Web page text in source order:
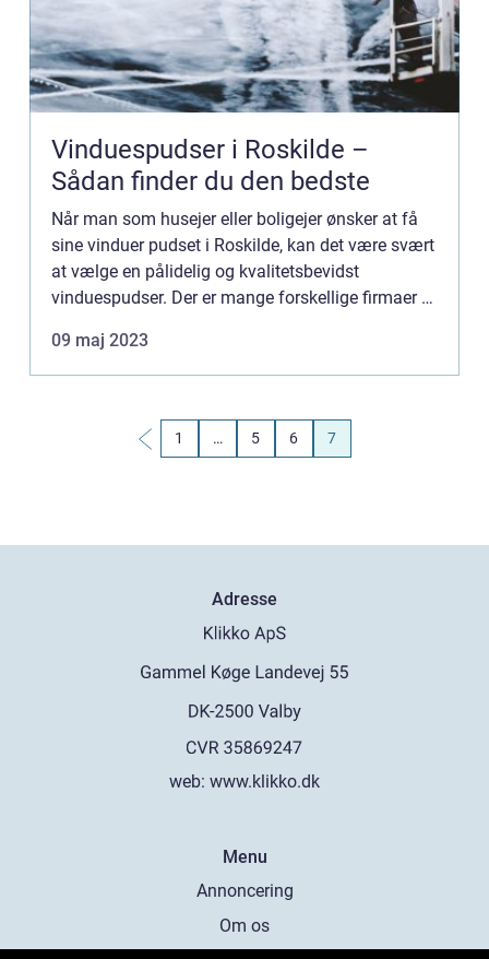
Vinduespudser i Roskilde –
Sådan finder du den bedste
Når man som husejer eller boligejer ønsker at få
sine vinduer pudset i Roskilde, kan det være svært
at vælge en pålidelig og kvalitetsbevidst
vinduespudser. Der er mange forskellige firmaer at
09 maj 2023
1 … 5 6 7
Adresse
web: www.klikko.dk
Menu
Annoncering
Om os